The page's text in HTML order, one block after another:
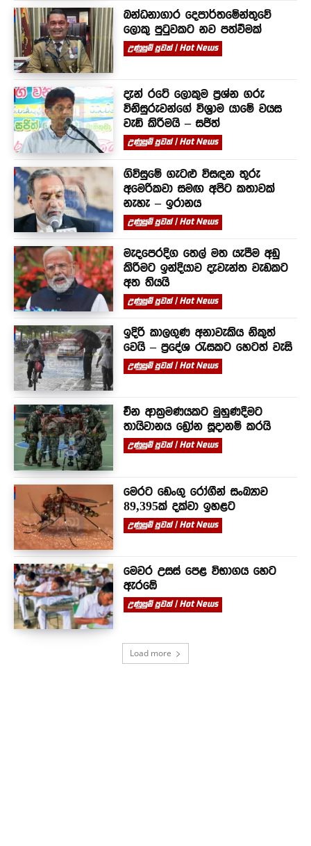
බන්ධනාගාර දෙපාර්තමේන්තුවේ
ලොකු පුටුවකට නව පත්වීමක්
උණුසුම් පුවත් | Hot News
දැන් රටේ ලොකුම ප්‍රශ්න ගරු
විනිසුරුවන්ගේ විශ්‍රාම යාමේ වයස
වැඩි කිරීමයි – සජිත්
උණුසුම් පුවත් | Hot News
ගිවිසුමේ ගැටළු විසඳන තුරු
අමෙරිකවා සමඟ අපිට කතාවක්
නැහැ – ඉරානය
උණුසුම් පුවත් | Hot News
මැදපෙරදිග තෙල් මත යැපීම අඩු
කිරීමට ඉන්දියාව දැවැන්ත වැඩකට
අත තියයි
උණුසුම් පුවත් | Hot News
ඉදිරි කාලගුණ අනාවැකිය නිකුත්
වෙයි – ප්‍රදේශ රැසකට හෙටත් වැසි
උණුසුම් පුවත් | Hot News
චීන ආක්‍රමණයකට මුහුණදීමට
තායිවානය ඩ්‍රෝන සූදානම් කරයි
උණුසුම් පුවත් | Hot News
මෙරට ඩෙංගු රෝගීන් සංඛ්‍යාව
89,395ක් දක්වා ඉහළට
උණුසුම් පුවත් | Hot News
මෙවර උසස් පෙළ විභාගය හෙට
ඇරඹේ
උණුසුම් පුවත් | Hot News
Load more